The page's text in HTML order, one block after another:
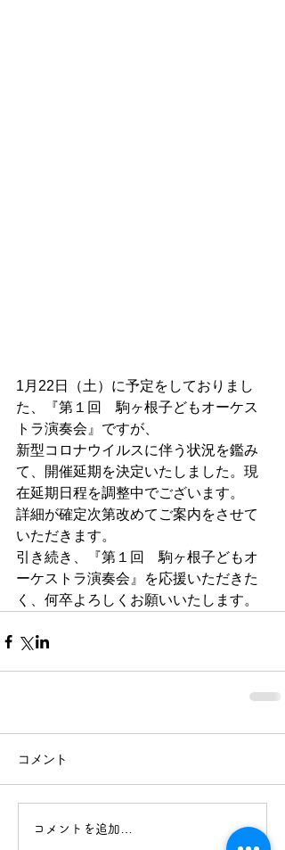
1月22日（土）に予定をしておりまし
た、『第１回　駒ヶ根子どもオーケス
トラ演奏会』ですが、
新型コロナウイルスに伴う状況を鑑み
て、開催延期を決定いたしました。現
在延期日程を調整中でございます。
詳細が確定次第改めてご案内をさせて
いただきます。
引き続き、『第１回　駒ヶ根子どもオ
ーケストラ演奏会』を応援いただきた
く、何卒よろしくお願いいたします。
コメント
コメントを追加…